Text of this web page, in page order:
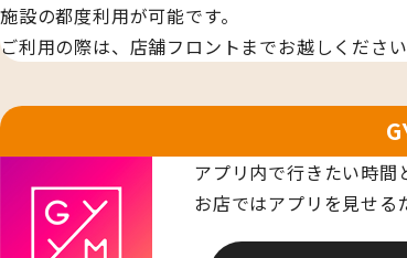
施設の都度利用が可能です。
ご利用の際は、店舗フロントまでお越しください
アプリ内で行きたい時間
お店ではアプリを見せる